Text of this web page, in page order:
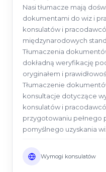
Nasi tłumacze mają
dokumentami do wiz i
konsulatów i
międzynarodowych
Tłumaczenia
dokładną weryfikację
oryginałem i
Tłumaczenie
konsultacje dotyczące
konsulatów i
przygotowaniu pełnego
pomyślnego uzyskania
Wymogi konsulatów